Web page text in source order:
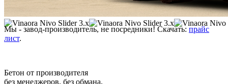
Мы - завод-производитель, не посредники! Скачать: прайс
лист.
Бетон от производителя
без менеджеров, без обмана,